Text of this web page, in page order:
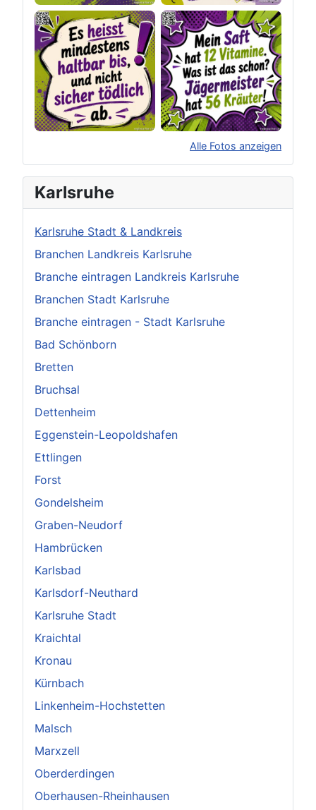
Alle Fotos anzeigen
Original herunterladen
Karlsruhe
Karlsruhe Stadt & Landkreis
Branchen Landkreis Karlsruhe
Branche eintragen Landkreis Karlsruhe
Branchen Stadt Karlsruhe
Branche eintragen - Stadt Karlsruhe
Bad Schönborn
Bretten
Bruchsal
Dettenheim
Eggenstein-Leopoldshafen
Ettlingen
Forst
Gondelsheim
Graben-Neudorf
Hambrücken
Karlsbad
Karlsdorf-Neuthard
Karlsruhe Stadt
Kraichtal
Kronau
Kürnbach
Linkenheim-Hochstetten
Malsch
Marxzell
Oberderdingen
Oberhausen-Rheinhausen